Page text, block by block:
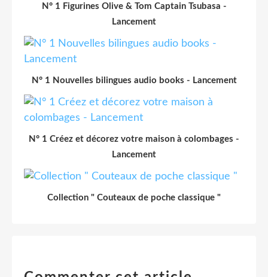
N° 1 Figurines Olive & Tom Captain Tsubasa -
Lancement
N° 1 Nouvelles bilingues audio books - Lancement
N° 1 Créez et décorez votre maison à colombages -
Lancement
Collection " Couteaux de poche classique "